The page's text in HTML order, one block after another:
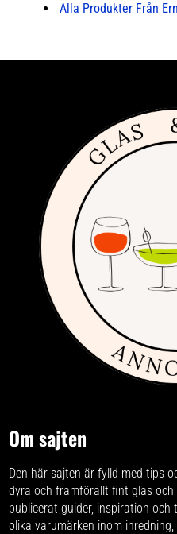
Alla Produkter Från
Om sajten
Den här sajten är fylld med tips
dyra och framförallt fint glas och
publicerat guider, inspiration
olika varumärken inom